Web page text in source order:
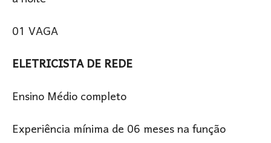
01 VAGA
ELETRICISTA DE REDE
Ensino Médio completo
Experiência mínima de 06 meses na função